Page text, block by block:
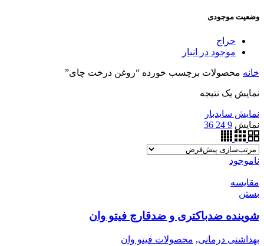
وضعیت موجودی
حراج
موجود در انبار
خانه محصولات برچسب خورده “روغن درخت چای”
نمایش یک نتیجه
نمایش سایدبار
نمایش 9
24
36
ناموجود
مقایسه
بستن
شوینده ضدباکتری و ضدقارچ فیتو وان
بهداشتی درمانی, محصولات فیتو وان